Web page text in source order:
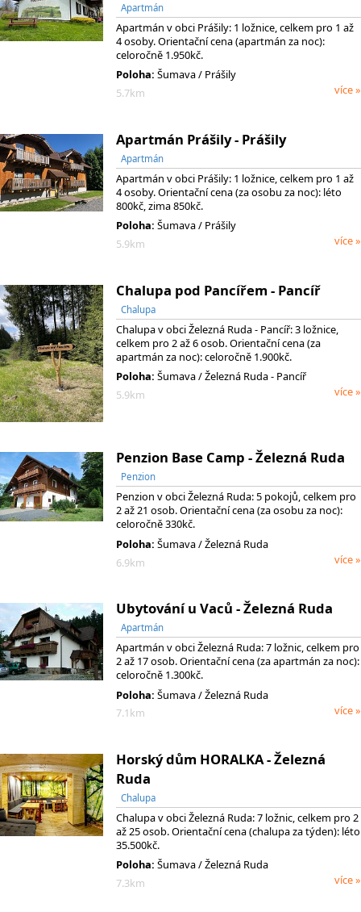
Apartmán
Apartmán v obci Prášily: 1 ložnice, celkem pro 1 až
4 osoby. Orientační cena (apartmán za noc):
celoročně 1.950kč.
Poloha: Šumava / Prášily
5.7km
více »
Apartmán Prášily - Prášily
Apartmán
Apartmán v obci Prášily: 1 ložnice, celkem pro 1 až
4 osoby. Orientační cena (za osobu za noc): léto
800kč, zima 850kč.
Poloha: Šumava / Prášily
5.9km
více »
Chalupa pod Pancířem - Pancíř
Chalupa
Chalupa v obci Železná Ruda - Pancíř: 3 ložnice,
celkem pro 2 až 6 osob. Orientační cena (za
apartmán za noc): celoročně 1.900kč.
Poloha: Šumava / Železná Ruda - Pancíř
5.9km
více »
Penzion Base Camp - Železná Ruda
Penzion
Penzion v obci Železná Ruda: 5 pokojů, celkem pro
2 až 21 osob. Orientační cena (za osobu za noc):
celoročně 330kč.
Poloha: Šumava / Železná Ruda
6.9km
více »
Ubytování u Vaců - Železná Ruda
Apartmán
Apartmán v obci Železná Ruda: 7 ložnic, celkem pro
2 až 17 osob. Orientační cena (za apartmán za noc):
celoročně 1.300kč.
Poloha: Šumava / Železná Ruda
7.1km
více »
Horský dům HORALKA - Železná
Ruda
Chalupa
Chalupa v obci Železná Ruda: 7 ložnic, celkem pro 2
až 25 osob. Orientační cena (chalupa za týden): léto
35.500kč.
Poloha: Šumava / Železná Ruda
7.3km
více »